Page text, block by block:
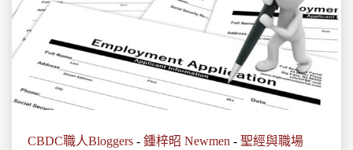
CBDC職人Bloggers - 鍾梓昭 Newmen - 聖經與職場